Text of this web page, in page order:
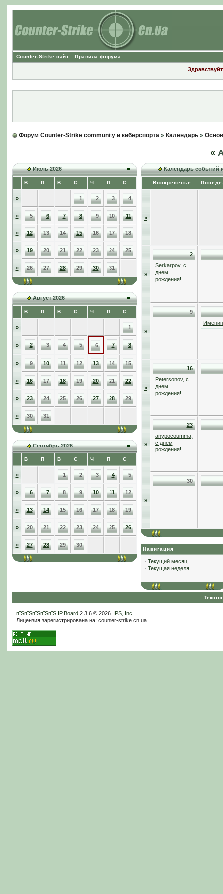
Counter-Strike сайт Правила форума
Форум Counter-Strike community и киберспорта» Календарь»
«
Июль 2026
В П В С Ч П С
» 1 2 3 4
» 5 6 7 8 9 10 11
» 12 13 14 15 16 17 18
» 19 20 21 22 23 24 25
» 26 27 28 29 30 31
Август 2026
В П В С Ч П С
» 1
» 2 3 4 5 6 7 8
» 9 10 11 12 13 14 15
» 16 17 18 19 20 21 22
» 23 24 25 26 27 28 29
» 30 31
Сентябрь 2026
В П В С Ч П С
» 1 2 3 4 5
» 6 7 8 9 10 11 12
» 13 14 15 16 17 18 19
» 20 21 22 23 24 25 26
» 27 28 29 30
Календарь событий
Воскресенье
»
»
2
Serkarpov, с
днем
рождения!
»
9
»
16
Petersonov, с
днем
рождения!
»
23
anypocoumma,
с днем
рождения!
»
30
Навигация
· Текущий месяц
· Текущая неделя
пїЅпїЅпїЅпїЅпїЅ IP.Board2.3.6 © 2026 IPS, Inc
Лицензия зарегистрирована на: counter-strike.cn.ua